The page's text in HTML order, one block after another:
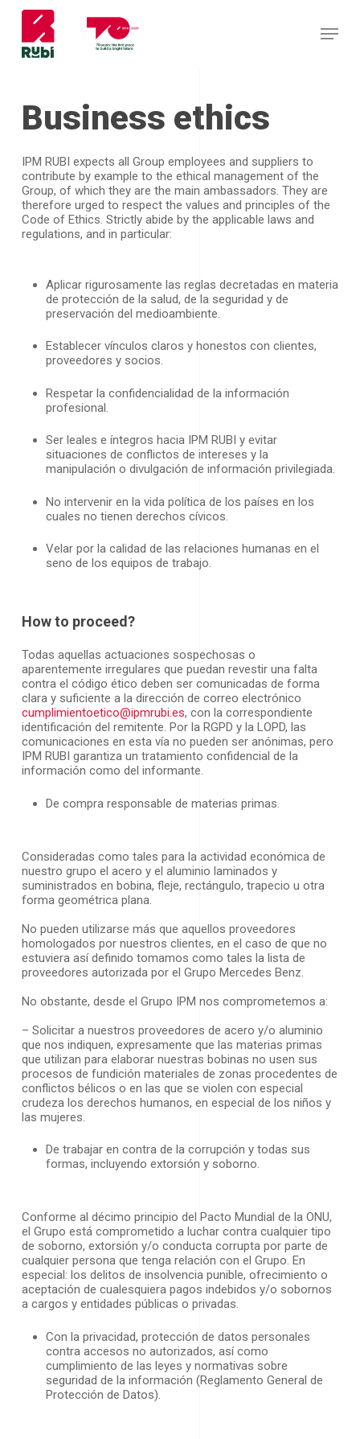
content
Menu
Business ethics
IPM RUBI expects all Group employees and suppliers to
contribute by example to the ethical management of the
Group, of which they are the main ambassadors. They are
therefore urged to respect the values and principles of the
Code of Ethics. Strictly abide by the applicable laws and
regulations, and in particular:
Aplicar rigurosamente las reglas decretadas en materia
de protección de la salud, de la seguridad y de
preservación del medioambiente.
Establecer vínculos claros y honestos con clientes,
proveedores y socios.
Respetar la confidencialidad de la información
profesional.
Ser leales e íntegros hacia IPM RUBI y evitar
situaciones de conflictos de intereses y la
manipulación o divulgación de información privilegiada.
No intervenir en la vida política de los países en los
cuales no tienen derechos cívicos.
Velar por la calidad de las relaciones humanas en el
seno de los equipos de trabajo.
How to proceed?
Todas aquellas actuaciones sospechosas o
aparentemente irregulares que puedan revestir una falta
contra el código ético deben ser comunicadas de forma
clara y suficiente a la dirección de correo electrónico
cumplimientoetico@ipmrubi.es, con la correspondiente
identificación del remitente. Por la RGPD y la LOPD, las
comunicaciones en esta vía no pueden ser anónimas, pero
IPM RUBI garantiza un tratamiento confidencial de la
información como del informante.
De compra responsable de materias primas.
Consideradas como tales para la actividad económica de
nuestro grupo el acero y el aluminio laminados y
suministrados en bobina, fleje, rectángulo, trapecio u otra
forma geométrica plana.
No pueden utilizarse más que aquellos proveedores
homologados por nuestros clientes, en el caso de que no
estuviera así definido tomamos como tales la lista de
proveedores autorizada por el Grupo Mercedes Benz.
No obstante, desde el Grupo IPM nos comprometemos a:
– Solicitar a nuestros proveedores de acero y/o aluminio
que nos indiquen, expresamente que las materias primas
que utilizan para elaborar nuestras bobinas no usen sus
procesos de fundición materiales de zonas procedentes de
conflictos bélicos o en las que se violen con especial
crudeza los derechos humanos, en especial de los niños y
las mujeres.
De trabajar en contra de la corrupción y todas sus
formas, incluyendo extorsión y soborno.
Conforme al décimo principio del Pacto Mundial de la ONU,
el Grupo está comprometido a luchar contra cualquier tipo
de soborno, extorsión y/o conducta corrupta por parte de
cualquier persona que tenga relación con el Grupo. En
especial: los delitos de insolvencia punible, ofrecimiento o
aceptación de cualesquiera pagos indebidos y/o sobornos
a cargos y entidades públicas o privadas.
Con la privacidad, protección de datos personales
contra accesos no autorizados, así como
cumplimiento de las leyes y normativas sobre
seguridad de la información (Reglamento General de
Protección de Datos).